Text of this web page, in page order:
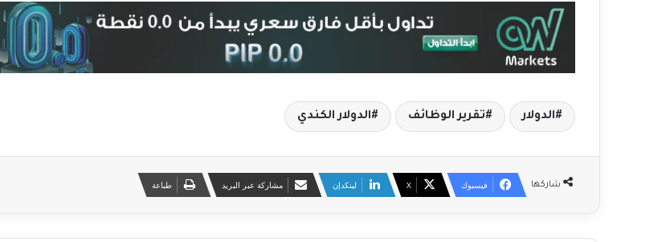
الدولار تقرير الوظائف الدولار الكندي
شاركها فيسبوك ‫X لينكدإن مشاركة عبر البريد طباعة